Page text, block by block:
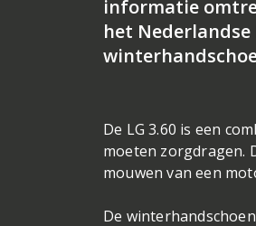
informatie
het
De LG 3.60 is een
moeten zorgdragen.
mouwen van een
De